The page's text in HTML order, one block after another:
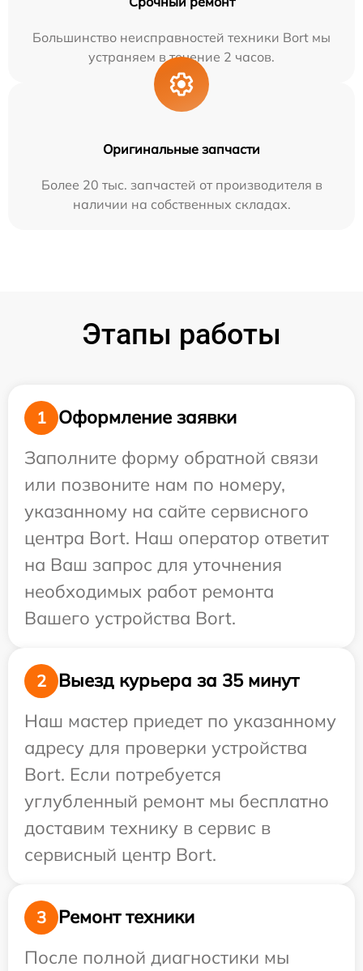
Большинство неисправностей техники Bort мы
устраняем в течение 2 часов.
Оригинальные запчасти
Более 20 тыс. запчастей от производителя в
наличии на собственных складах.
Этапы работы
1
Оформление заявки
Заполните форму обратной связи
или позвоните нам по номеру,
указанному на сайте сервисного
центра Bort. Наш оператор ответит
на Ваш запрос для уточнения
необходимых работ ремонта
Вашего устройства Bort.
2
Выезд курьера за 35 минут
Наш мастер приедет по указанному
адресу для проверки устройства
Bort. Если потребуется
углубленный ремонт мы бесплатно
доставим технику в сервис в
сервисный центр Bort.
3
Ремонт техники
После полной диагностики мы